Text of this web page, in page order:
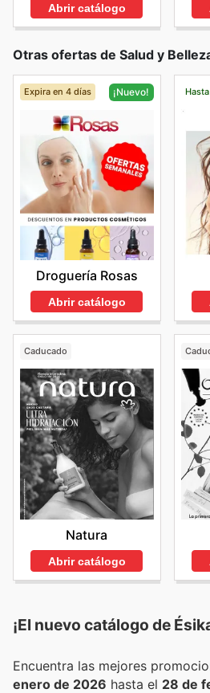
Abrir catálogo
Otras ofertas de Salud y
Expira en 4 días ¡Nuevo!
Droguería Rosas
Abrir catálogo
Caducado
Natura
Abrir catálogo
¡El nuevo catálogo de
enero de 2026 hasta el 28 de